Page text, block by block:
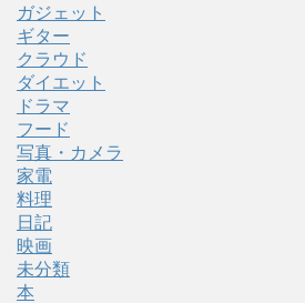
ガジェット
ギター
クラウド
ダイエット
ドラマ
フード
写真・カメラ
家電
料理
日記
映画
未分類
本